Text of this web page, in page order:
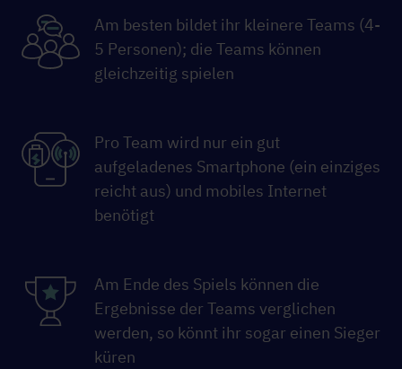
Am besten bildet ihr kleinere Teams (4-
5 Personen); die Teams können
gleichzeitig spielen
Pro Team wird nur ein gut
aufgeladenes Smartphone (ein einziges
reicht aus) und mobiles Internet
benötigt
Am Ende des Spiels können die
Ergebnisse der Teams verglichen
werden, so könnt ihr sogar einen Sieger
küren